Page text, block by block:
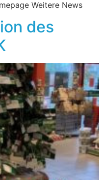
Weitere News
des